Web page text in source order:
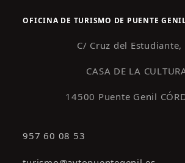
OFICINA DE TURISMO DE PUENTE
C/ Cruz del Estudiante,
CASA DE LA
14500 Puente Genil
957 60 08 53